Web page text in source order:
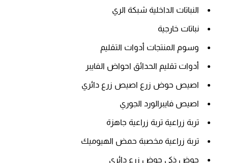
النباتات الداخلية شبكة الري
نباتات خارجية
وسوم المنتجات أدوات التقليم
أدوات تقليم الحدائق احواض الفايبر
اصيص حوض زرع اصيص زرع دائري
اصيص فايبرالورد الجوري
تربة زراعية تربة زراعية جاهزة
تربة زراعية مخصبة حمض الهيوميك
حوض ذكي حوض زرع دائري